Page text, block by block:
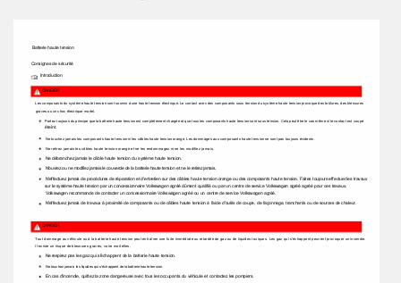
N'effectuez jamais de procédures de réparation et d'entretien sur des câbles haute tension orange ou des composants haute tension. Faites toujours effectuer les travaux
sur le système haute tension par un concessionnaire Volkswagen agréé dûment qualifié ou par un centre de service Volkswagen agréé agréé pour ces travaux.
Volkswagen recommande de contacter un concessionnaire Volkswagen agréé ou un centre de service Volkswagen agréé.
Introduction
Les composants du système haute tension sont soumis à une haute tension électrique. Le contact avec des composants sous tension du système haute tension provoque des brûlures, des blessures
graves ou un choc électrique mortel.
DANGER
Ne touchez jamais les composants haute tension ni les câbles haute tension orange. Les dommages aux composants haute tension ne sont pas toujours évidents.
Ne touchez jamais les liquides qui s'échappent de la batterie haute tension.
Ne débranchez jamais le câble haute tension du système haute tension.
Batterie haute tension
DANGER
N'effectuez jamais de travaux à proximité de composants ou de câbles haute tension à l'aide d'outils de coupe, de façonnage, tranchants ou de sources de chaleur.
Partez toujours du principe que la batterie haute tension est complètement chargée et que tous les composants haute tension sont sous tension. Cela peut être le cas même si le contact est coupé.
Tout dommage au véhicule ou à la batterie haute tension peut entraîner une fuite immédiate ou retardée de gaz ou de liquides toxiques. Les gaz qui s'échappent peuvent provoquer un incendie.
Il existe un risque de blessures graves, voire mortelles.
éteint.
Ne respirez pas les gaz qui s'échappent de la batterie haute tension.
Consignes de sécurité
N'ouvrez ou ne modifiez jamais le couvercle de la batterie haute tension et ne le retirez jamais.
En cas d'incendie, quittez la zone dangereuse avec tous les occupants du véhicule et contactez les pompiers.
Ne retirez jamais les câbles haute tension orange et ne les endommagez ni ne les modifiez jamais.